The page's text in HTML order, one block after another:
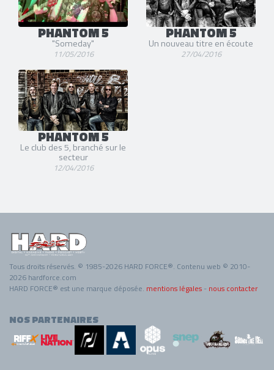
PHANTOM 5
"Someday"
11/05/2016
PHANTOM 5
Un nouveau titre en écoute
27/04/2016
PHANTOM 5
Le club des 5, branché sur le
secteur
12/04/2016
Tous droits réservés. © 1985-2026 HARD FORCE®. Contenu web © 2010-
2026 hardforce.com
HARD FORCE® est une marque déposée. mentions légales - nous contacter
NOS PARTENAIRES